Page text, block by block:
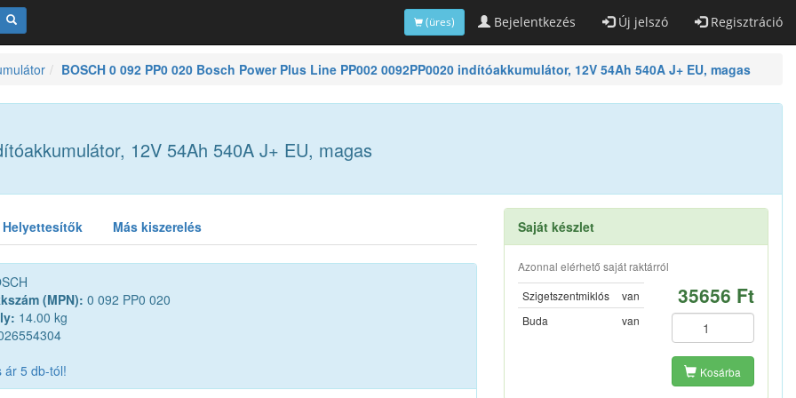
Bejelentkezés Új jelszó Regisztráció
(üres)
BOSCH 0 092 PP0 020 Bosch Power Plus Line PP002 0092PP0020 indítóakkumulátor, 12V 54Ah 540A J+ EU, magas
12V 54Ah 540A J+ EU, magas
Helyettesítők Más kiszerelés
(MPN): 0 092 PP0 020
14.00 kg
ár 5 db-tól!
Saját készlet
Azonnal elérhető saját raktárról
Szigetszentmiklós
van
Buda
van
35656 Ft
Kosárba